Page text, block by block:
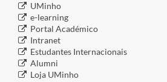
​UMinho
​e-learning
​Portal Académico
​Intranet
​Estudantes Inter​​nacionais
​Alumni
​​Loja UMinho